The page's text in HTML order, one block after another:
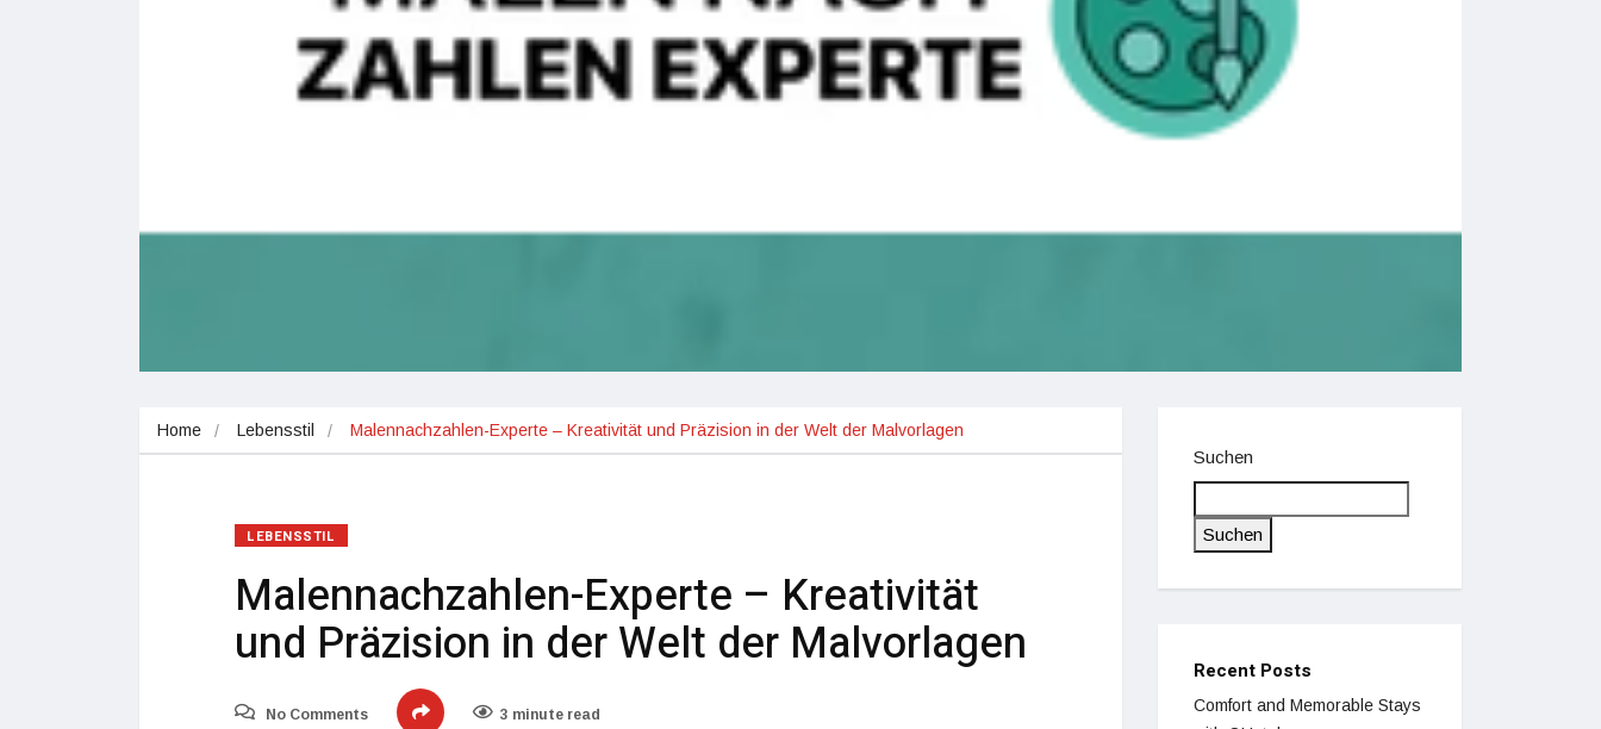
Home Lebensstil Malennachzahlen-Experte – Kreativität und Präzision in der Welt der Malvorlagen
LEBENSSTIL
Malennachzahlen-Experte – Kreativität
und Präzision in der Welt der Malvorlagen
No Comments 3 minute read
Suchen
Suchen
Recent Posts
Comfort and Memorable Stays